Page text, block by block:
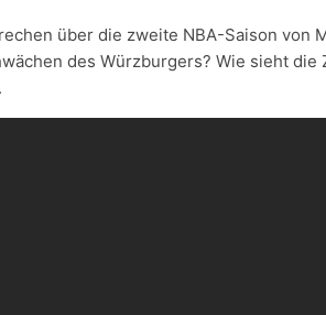
über die zweite NBA-Saison von
des Würzburgers? Wie sieht die